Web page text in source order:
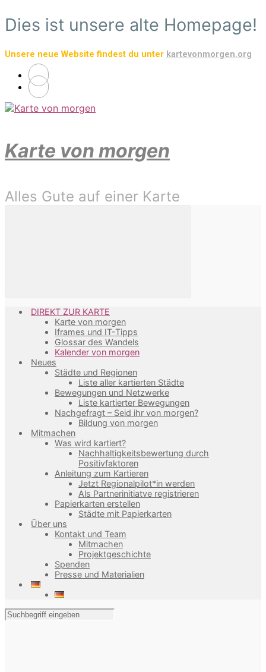
Zum
Hauptinhalt
Dies ist unsere alte Homepage!
Unsere neue Website findest du unter kartevonmorgen.org
Karte von morgen
Alles Gute auf einer Karte
DIREKT ZUR KARTE
Karte von morgen
Iframes und IT-Tipps
Glossar des Wandels
Kalender von morgen
Neues
Städte und Regionen
Liste aller kartierten Städte
Bewegungen und Netzwerke
Liste kartierter Bewegungen
Nachgefragt – Seid ihr von morgen?
Bildung von morgen
Mitmachen
Was wird kartiert?
Nachhaltigkeitsbewertung durch
Positivfaktoren
Anleitung zum Kartieren
Jetzt Regionalpilot*in werden
Als Partnerinitiatve registrieren
Papierkarten erstellen
Städte mit Papierkarten
Über uns
Kontakt und Team
Mitmachen
Projektgeschichte
Spenden
Presse und Materialien